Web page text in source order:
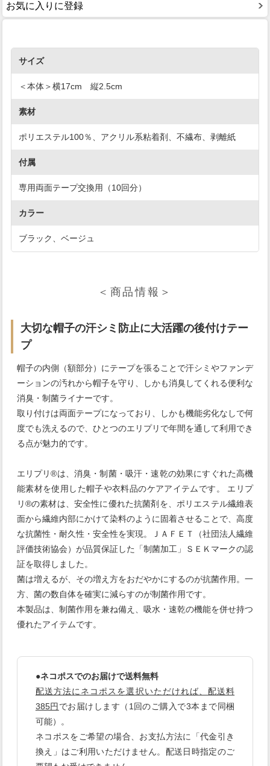
お気に入りに登録
サイズ
＜本体＞横17cm 縦2.5cm
素材
ポリエステル100％、アクリル系粘着剤、不繊布、剥離紙
付属
専用両面テープ交換用（10回分）
カラー
ブラック、ベージュ
＜商品情報＞
大切な帽子の汗シミ防止に大活躍の後付けテー
プ
帽子の内側（額部分）にテープを張ることで汗シミやファンデ
ーションの汚れから帽子を守り、しかも消臭してくれる便利な
消臭・制菌ライナーです。
取り付けは両面テープになっており、しかも機能劣化なしで何
度でも洗えるので、ひとつのエリプリで年間を通して利用でき
る点が魅力的です。
エリプリ®は、消臭・制菌・吸汗・速乾の効果にすぐれた高機
能素材を使用した帽子や衣料品のケアアイテムです。 エリプ
リ®の素材は、安全性に優れた抗菌剤を、ポリエステル繊維表
面から繊維内部にかけて染料のように固着させることで、高度
な抗菌性・耐久性・安全性を実現。ＪＡＦＥＴ（社団法人繊維
評価技術協会）が品質保証した「制菌加工」ＳＥＫマークの認
証を取得しました。
菌は増えるが、その増え方をおだやかにするのが抗菌作用。一
方、菌の数自体を確実に減らすのが制菌作用です。
本製品は、制菌作用を兼ね備え、吸水・速乾の機能を併せ持つ
優れたアイテムです。
●ネコポスでのお届けで送料無料
配送方法にネコポスを選択いただければ、配送料
385円 でお届けします（1回のご購入で3本まで同梱
可能）。
ネコポスをご希望の場合、お支払方法に「代金引き
換え」はご利用いただけません。配送日時指定のご